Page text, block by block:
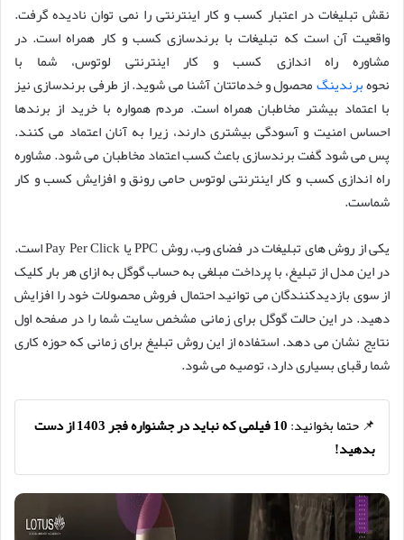
نقش تبلیغات در اعتبار کسب و کار اینترنتی را نمی توان نادیده گرفت.
واقعیت آن است که تبلیغات با برندسازی کسب و کار همراه است. در
مشاوره راه اندازی کسب و کار اینترنتی لوتوس، شما با
نحوهبرندینگمحصول و خدماتتان آشنا می شوید. از طرفی برندسازی نیز
با اعتماد بیشتر مخاطبان همراه است. مردم همواره با خرید از برندها
احساس امنیت و آسودگی بیشتری دارند، زیرا به آنان اعتماد می کنند.
پس می شود گفت برندسازی باعث کسب اعتماد مخاطبان می شود. مشاوره
راه اندازی کسب و کار اینترنتی لوتوس حامی رونق و افزایش کسب و کار
شماست.
یکی از روش های تبلیغات در فضای وب، روش PPC یا Pay Per Click است.
در این مدل از تبلیغ، با پرداخت مبلغی به حساب گوگل به ازای هر بار کلیک
از سوی بازدیدکنندگان می توانید احتمال فروش محصولات خود را افزایش
دهید. در این حالت گوگل برای زمانی مشخص سایت شما را در صفحه اول
نتایج نشان می دهد. استفاده از این روش تبلیغ برای زمانی که حوزه کاری
شما رقبای بسیاری دارد، توصیه می شود.
📌 حتما بخوانید:
10 فیلمی که نباید در جشنواره فجر 1403 از دست
بدهید!